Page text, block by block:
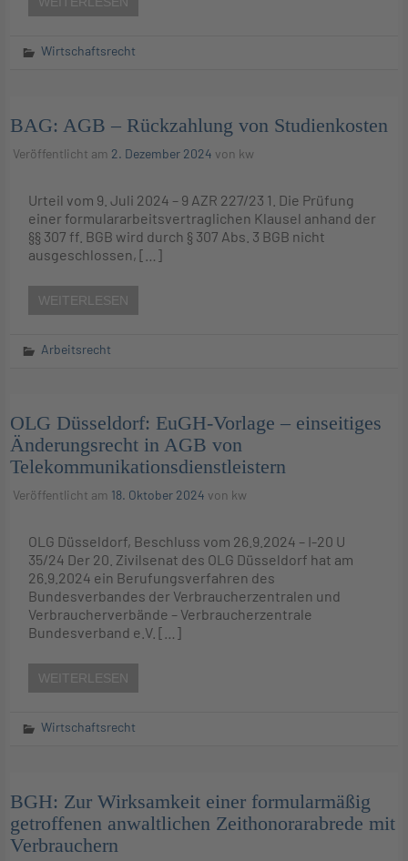
Wirtschaftsrecht
BAG: AGB – Rückzahlung von Studienkosten
Veröffentlicht am 2. Dezember 2024 von kw
Urteil vom 9. Juli 2024 – 9 AZR 227/23 1. Die Prüfung
einer formulararbeitsvertraglichen Klausel anhand der
§§ 307 ff. BGB wird durch § 307 Abs. 3 BGB nicht
ausgeschlossen, […]
WEITERLESEN
Arbeitsrecht
OLG Düsseldorf: EuGH-Vorlage – einseitiges
Änderungsrecht in AGB von
Telekommunikationsdienstleistern
Veröffentlicht am 18. Oktober 2024 von kw
OLG Düsseldorf, Beschluss vom 26.9.2024 – I-20 U
35/24 Der 20. Zivilsenat des OLG Düsseldorf hat am
26.9.2024 ein Berufungsverfahren des
Bundesverbandes der Verbraucherzentralen und
Verbraucherverbände – Verbraucherzentrale
Bundesverband e.V. […]
WEITERLESEN
Wirtschaftsrecht
BGH: Zur Wirksamkeit einer formularmäßig
getroffenen anwaltlichen Zeithonorarabrede mit
Verbrauchern